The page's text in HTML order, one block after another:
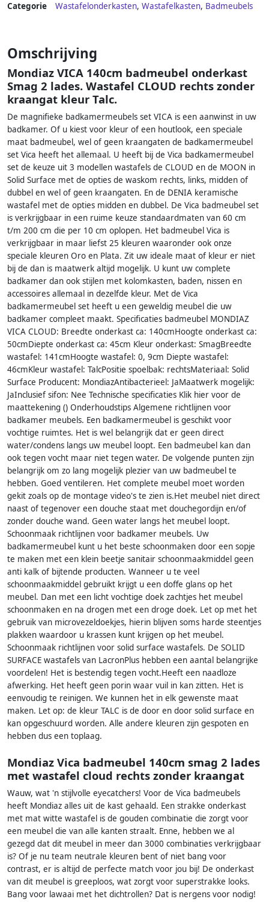
Categorie Wastafelonderkasten, Wastafelkasten, Badmeubels
Omschrijving
Mondiaz VICA 140cm badmeubel onderkast
Smag 2 lades. Wastafel CLOUD rechts zonder
kraangat kleur Talc.
De magnifieke badkamermeubels set VICA is een aanwinst in uw
badkamer. Of u kiest voor kleur of een houtlook, een speciale
maat badmeubel, wel of geen kraangaten de badkamermeubel
set Vica heeft het allemaal. U heeft bij de Vica badkamermeubel
set de keuze uit 3 modellen wastafels de CLOUD en de MOON in
Solid Surface met de opties de waskom rechts, links, midden of
dubbel en wel of geen kraangaten. En de DENIA keramische
wastafel met de opties midden en dubbel. De Vica badmeubel set
is verkrijgbaar in een ruime keuze standaardmaten van 60 cm
t/m 200 cm die per 10 cm oplopen. Het badmeubel Vica is
verkrijgbaar in maar liefst 25 kleuren waaronder ook onze
speciale kleuren Oro en Plata. Zit uw ideale maat of kleur er niet
bij de dan is maatwerk altijd mogelijk. U kunt uw complete
badkamer dan ook stijlen met kolomkasten, baden, nissen en
accessoires allemaal in dezelfde kleur. Met de Vica
badkamermeubel set heeft u een geweldig meubel die uw
badkamer compleet maakt. Specificaties badmeubel MONDIAZ
VICA CLOUD: Breedte onderkast ca: 140cmHoogte onderkast ca:
50cmDiepte onderkast ca: 45cm Kleur onderkast: SmagBreedte
wastafel: 141cmHoogte wastafel: 0, 9cm Diepte wastafel:
46cmKleur wastafel: TalcPositie spoelbak: rechtsMateriaal: Solid
Surface Producent: MondiazAntibacterieel: JaMaatwerk mogelijk:
JaInclusief sifon: Nee Technische specificaties Klik hier voor de
maattekening () Onderhoudstips Algemene richtlijnen voor
badkamer meubels. Een badkamermeubel is geschikt voor
vochtige ruimtes. Het is wel belangrijk dat er geen direct
water/condens langs uw meubel loopt. Een badmeubel kan dan
ook tegen vocht maar niet tegen water. De volgende punten zijn
belangrijk om zo lang mogelijk plezier van uw badmeubel te
hebben. Goed ventileren. Het complete meubel moet worden
gekit zoals op de montage video's te zien is.Het meubel niet direct
naast of tegenover een douche staat met douchegordijn en/of
zonder douche wand. Geen water langs het meubel loopt.
Schoonmaak richtlijnen voor badkamer meubels. Uw
badkamermeubel kunt u het beste schoonmaken door een sopje
te maken met een klein beetje sanitair schoonmaakmiddel geen
anti kalk of bijtende producten. Wanneer u te veel
schoonmaakmiddel gebruikt krijgt u een doffe glans op het
meubel. Dan met een licht vochtige doek zachtjes het meubel
schoonmaken en na drogen met een droge doek. Let op met het
gebruik van microvezeldoekjes, hierin blijven soms harde steentjes
plakken waardoor u krassen kunt krijgen op het meubel.
Schoonmaak richtlijnen voor solid surface wastafels. De SOLID
SURFACE wastafels van LacronPlus hebben een aantal belangrijke
voordelen! Het is bestendig tegen vocht.Heeft een naadloze
afwerking. Het heeft geen porin waar vuil in kan zitten. Het is
eenvoudig te reinigen. We kunnen het in elk gewenste maat
maken. Let op: de kleur TALC is de door en door solid surface en
kan opgeschuurd worden. Alle andere kleuren zijn gespoten en
hebben dus een toplaag.
Mondiaz Vica badmeubel 140cm smag 2 lades
met wastafel cloud rechts zonder kraangat
Wauw, wat 'n stijlvolle eyecatchers! Voor de Vica badmeubels
heeft Mondiaz alles uit de kast gehaald. Een strakke onderkast
met mat witte wastafel is de gouden combinatie die zorgt voor
een meubel die van alle kanten straalt. Enne, hebben we al
gezegd dat dit meubel in meer dan 3000 combinaties verkrijgbaar
is? Of je nu team neutrale kleuren bent of niet bang voor
contrast, er is altijd de perfecte match voor jou bij! De onderkast
van dit meubel is greeploos, wat zorgt voor superstrakke looks.
Bang voor lawaai met het dichtrollen? Dat is nergens voor nodig!